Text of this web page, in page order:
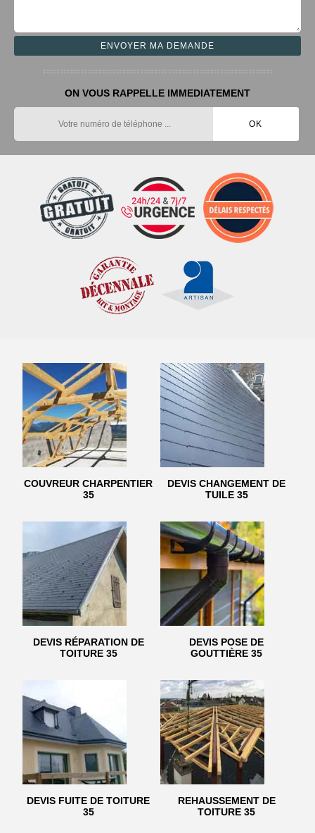
ON VOUS RAPPELLE IMMEDIATEMENT
COUVREUR CHARPENTIER
35
DEVIS CHANGEMENT DE
TUILE 35
DEVIS RÉPARATION DE
TOITURE 35
DEVIS POSE DE
GOUTTIÈRE 35
DEVIS FUITE DE TOITURE
35
REHAUSSEMENT DE
TOITURE 35